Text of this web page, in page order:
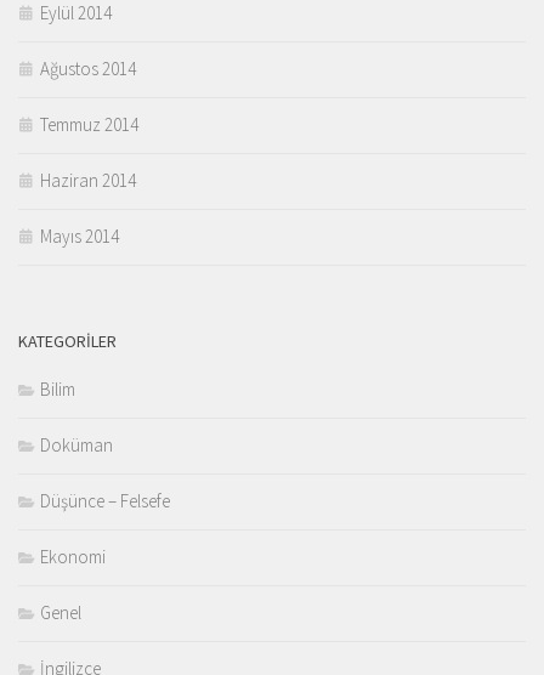
Eylül 2014
Ağustos 2014
Temmuz 2014
Haziran 2014
Mayıs 2014
KATEGORILER
Bilim
Doküman
Düşünce – Felsefe
Ekonomi
Genel
İngilizce